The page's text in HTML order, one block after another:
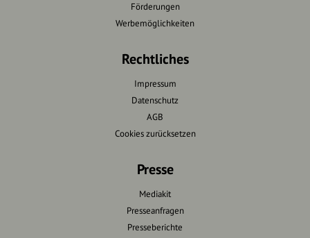
Förderungen
Werbemöglichkeiten
Rechtliches
Impressum
Datenschutz
AGB
Cookies zurücksetzen
Presse
Mediakit
Presseanfragen
Presseberichte